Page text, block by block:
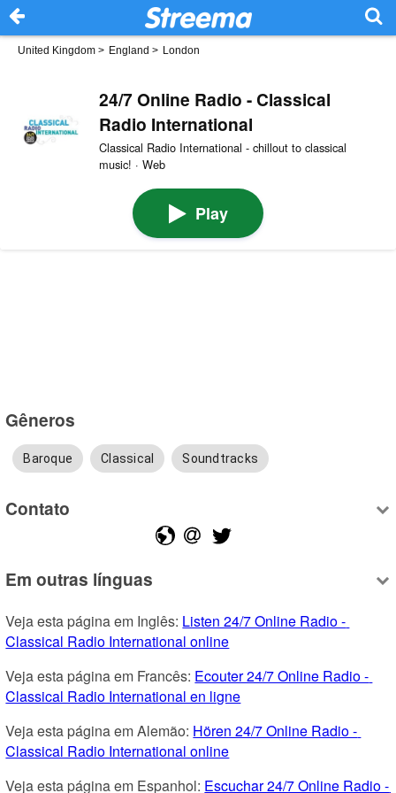
United Kingdom > England > London
24/7 Online Radio - Classical
Radio International
Classical Radio International - chillout to classical
music! · Web
Play
Gêneros
Baroque Classical Soundtracks
Contato
Em outras línguas
Veja esta página em Inglês: Listen 24/7 Online Radio -
Classical Radio International online
Veja esta página em Francês: Ecouter 24/7 Online Radio -
Classical Radio International en ligne
Veja esta página em Alemão: Hören 24/7 Online Radio -
Classical Radio International online
Veja esta página em Espanhol: Escuchar 24/7 Online Radio -